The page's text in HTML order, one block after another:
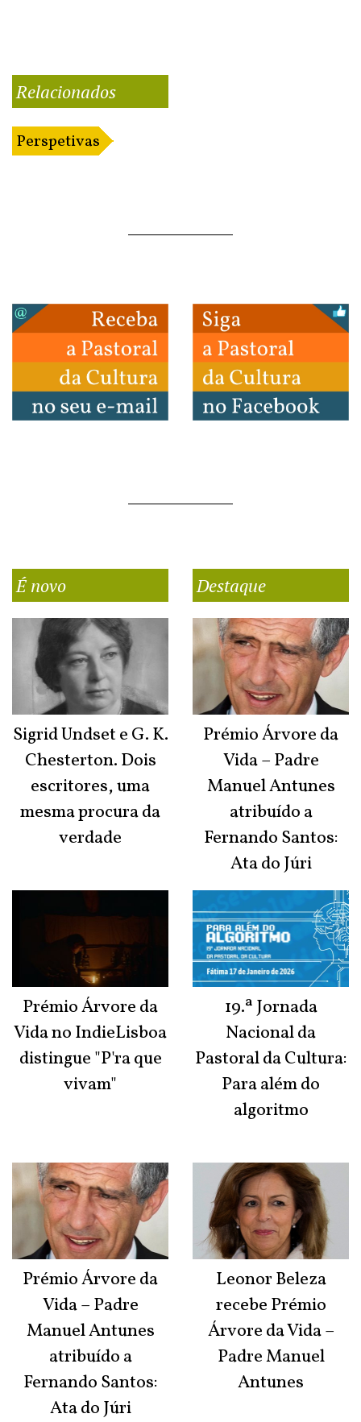
Relacionados
Perspetivas
É novo
Sigrid Undset e G. K.
Chesterton. Dois
escritores, uma
mesma procura da
verdade
Prémio Árvore da
Vida no IndieLisboa
distingue "P'ra que
vivam"
Prémio Árvore da
Vida – Padre
Manuel Antunes
atribuído a
Fernando Santos:
Ata do Júri
Destaque
Prémio Árvore da
Vida – Padre
Manuel Antunes
atribuído a
Fernando Santos:
Ata do Júri
19.ª Jornada
Nacional da
Pastoral da Cultura:
Para além do
algoritmo
Leonor Beleza
recebe Prémio
Árvore da Vida –
Padre Manuel
Antunes